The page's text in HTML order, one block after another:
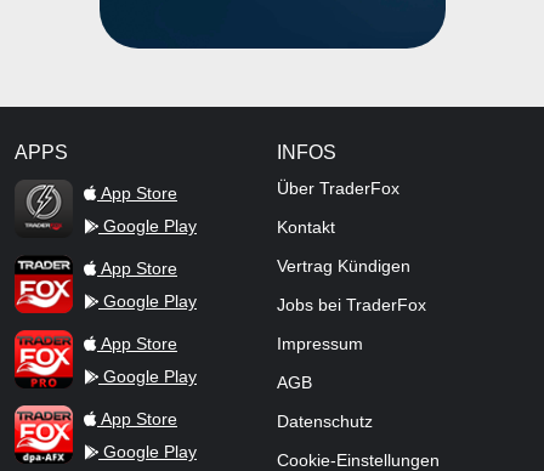
APPS
TraderFox Flash
App Store
Google Play
TraderFox AppApp Store
Google Play
TraderFox ProApp Store
Google Play
TraderFox dpa-AFX ProFeed
App Store
Google Play
INFOS
Über TraderFox
Kontakt
Vertrag Kündigen
Jobs bei TraderFox
Impressum
AGB
Datenschutz
Cookie-Einstellungen